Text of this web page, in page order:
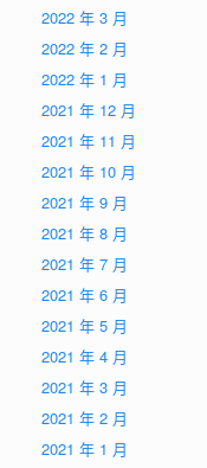
2022 年 3 月
2022 年 2 月
2022 年 1 月
2021 年 12 月
2021 年 11 月
2021 年 10 月
2021 年 9 月
2021 年 8 月
2021 年 7 月
2021 年 6 月
2021 年 5 月
2021 年 4 月
2021 年 3 月
2021 年 2 月
2021 年 1 月